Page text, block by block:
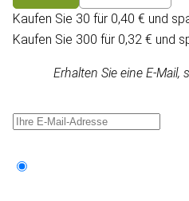
Kaufen Sie 30 für 0,40 € und
Kaufen Sie 300 für 0,32 € und
Erhalten Sie eine E-